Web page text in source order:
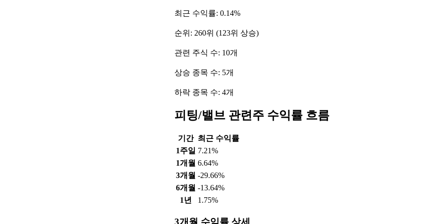
최근 수익률: 0.14%
순위: 260위 (123위 상승)
관련 주식 수: 10개
상승 종목 수: 5개
하락 종목 수: 4개
피팅/밸브 관련주 수익률 흐름
기간 최근 수익률
1주일 7.21%
1개월 6.64%
3개월 -29.66%
6개월 -13.64%
1년
1.75%
3개월 수익률 상세